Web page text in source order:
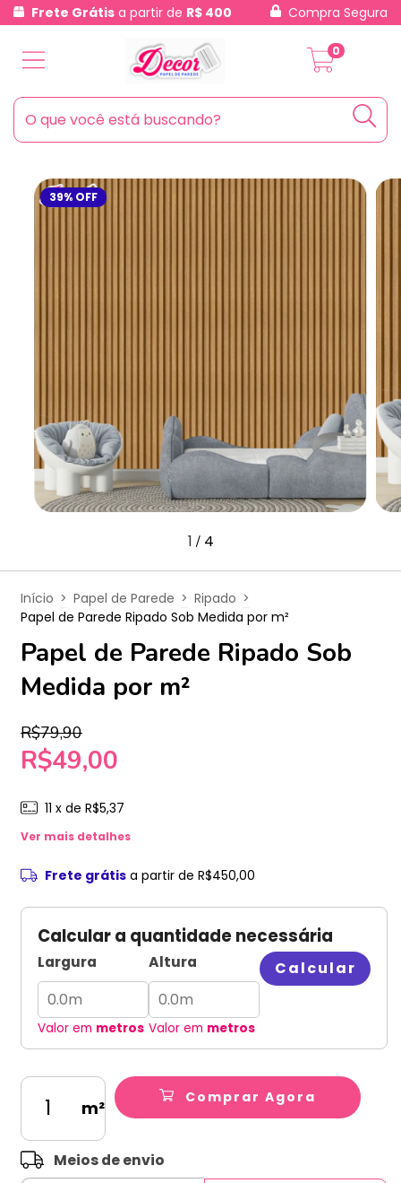
Frete Grátis a partir de R$ 400 Compra Segura
0
39% OFF
1/ 4
Início > Papel de Parede > Ripado >
Papel de Parede Ripado Sob Medida por m²
Papel de Parede Ripado Sob
Medida por m²
R$79,90
R$49,00
11 x de R$5,37
Ver mais detalhes
Frete grátis a partir de R$450,00
Calcular a quantidade necessária
Largura
Valor em metros
Altura
Valor em metros
Calcular
m²
Comprar Agora
Entregas para o CEP:
Meios de envio